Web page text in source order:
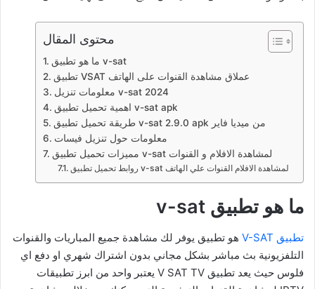
محتوى المقال
ما هو تطبيق v-sat
تطبيق VSAT عملاق مشاهدة القنوات على الهاتف
معلومات تنزيل v-sat 2024
اهمية تحميل تطبيق v-sat apk
طريقة تحميل تطبيق v-sat 2.9.0 apk من ميديا فاير
معلومات حول تنزيل فيسات
مميزات تحميل تطبيق v-sat لمشاهدة الافلام و القنوات
روابط تحميل تطبيق v-sat لمشاهدة الافلام القنوات علي الهاتف
ما هو تطبيق v-sat
تطبيق V-SAT
هو تطبيق يوفر لك مشاهدة جميع المباريات والقنوات
التلفزيونية بث مباشر بشكل مجاني بدون اشتراك شهري او دفع اي
فلوس حيث يعد تطبيق V SAT TV يعتبر واحد من ابرز تطبيقات